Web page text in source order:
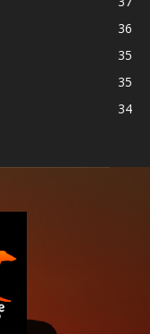
36
35
35
34